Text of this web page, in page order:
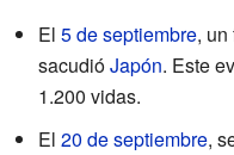
El 5 de septiembre, un
sacudióJapón. Este
1.200 vidas.
El 20 de septiembre,